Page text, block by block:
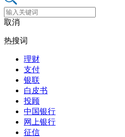
取消
热搜词
理财
支付
银联
白皮书
投顾
中国银行
网上银行
征信